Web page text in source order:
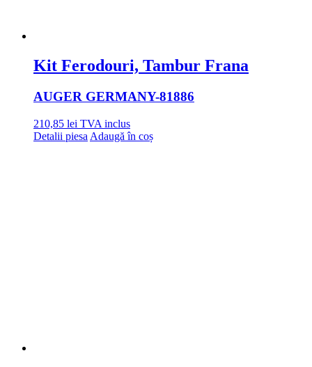
Kit Ferodouri, Tambur Frana
AUGER GERMANY-81886
210,85 lei TVA inclus
Detalii piesa Adaugă în coș